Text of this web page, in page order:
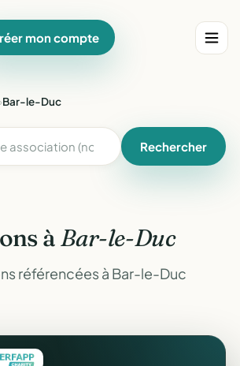
mon compte
›Bar-le-Duc
Rechercher
àBar-le-Duc
référencées à Bar-le-Duc